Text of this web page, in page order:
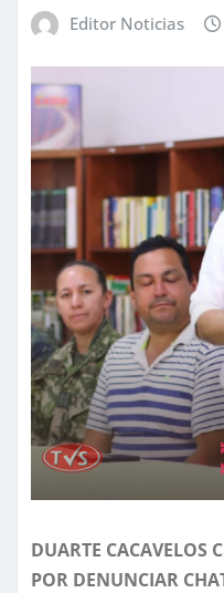
Editor Noticias
DUARTE CACAVELOS
POR DENUNCIAR